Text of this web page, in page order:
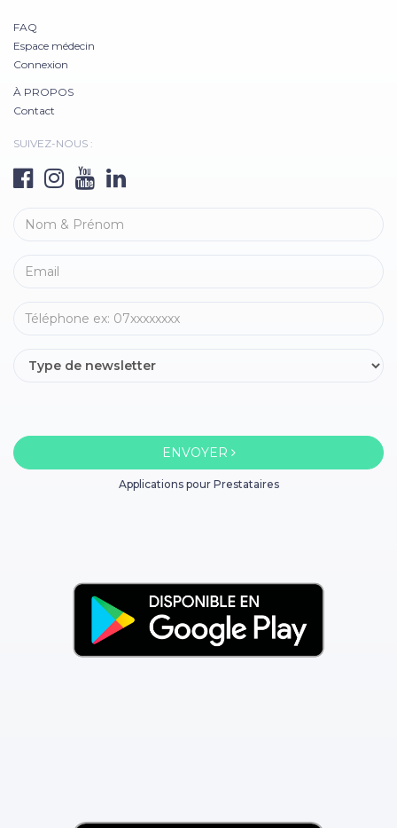
FAQ
Espace médecin
Connexion
À PROPOS
Contact
SUIVEZ-NOUS :
ENVOYER
Applications pour Prestataires